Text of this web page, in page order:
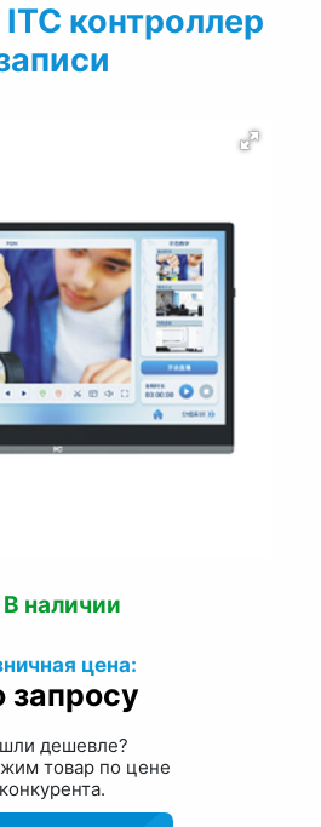
контроллер
В наличии
цена:
запросу
дешевле?
товар по цене
конкурента.